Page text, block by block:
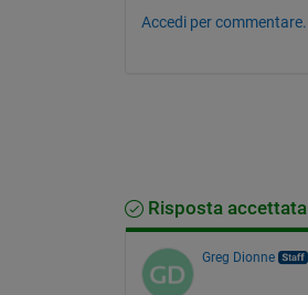
Accedi per commentare.
Risposta accettata
Greg Dionne